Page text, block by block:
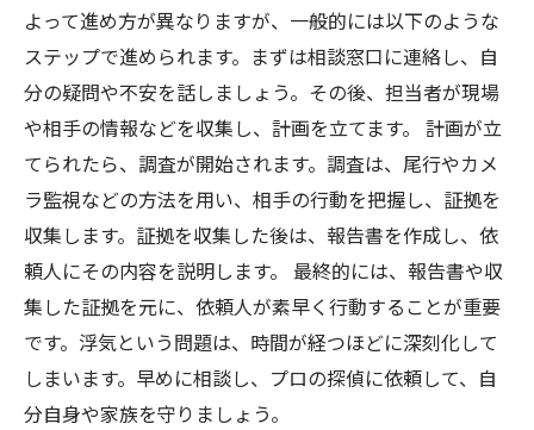
よって進め方が異なりますが、一般的には以下のような
ステップで進められます。まずは相談窓口に連絡し、自
分の疑問や不安を話しましょう。その後、担当者が現場
や相手の情報などを収集し、計画を立てます。 計画が立
てられたら、調査が開始されます。調査は、尾行やカメ
ラ監視などの方法を用い、相手の行動を把握し、証拠を
収集します。証拠を収集した後は、報告書を作成し、依
頼人にその内容を説明します。 最終的には、報告書や収
集した証拠を元に、依頼人が素早く行動することが重要
です。浮気という問題は、時間が経つほどに深刻化して
しまいます。早めに相談し、プロの探偵に依頼して、自
分自身や家族を守りましょう。